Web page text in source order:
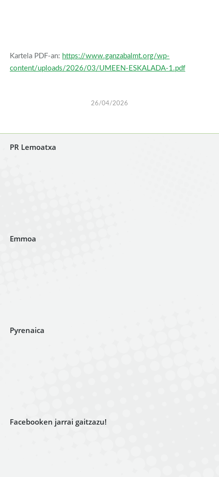
Kartela PDF-an: https://www.ganzabalmt.org/wp-
content/uploads/2026/03/UMEEN-ESKALADA-1.pdf
26/04/2026
PR Lemoatxa
Emmoa
Pyrenaica
Facebooken jarrai gaitzazu!